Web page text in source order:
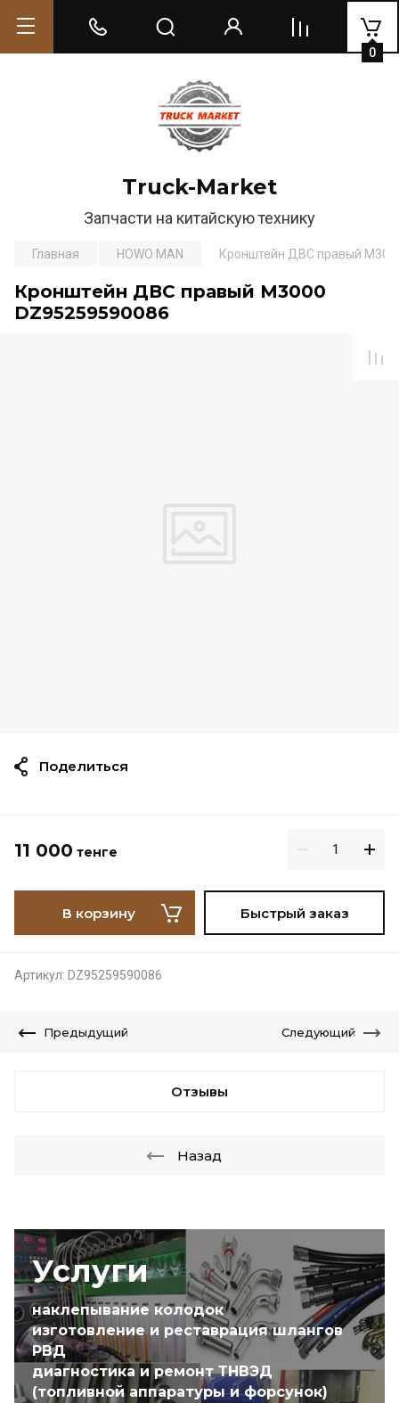
Truck-Market
Запчасти на китайскую технику
0
Услуги
наклепывание колодок
изготовление и реставрация шлангов
РВД
диагностика и ремонт ТНВЭД
(топливной аппаратуры и форсунок)
Главная HOWO MAN Кронштейн ДВС правый
Кронштейн ДВС правый М3000
DZ95259590086
11 000 тенге
В корзину Быстрый заказ
Артикул: DZ95259590086
Поделиться
Предыдущий Следующий
Отзывы
Назад